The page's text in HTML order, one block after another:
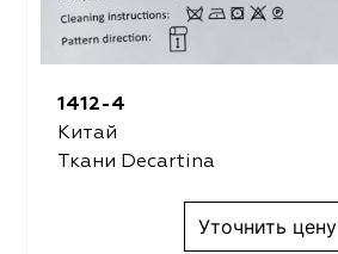
1412-4
Китай
Ткани Decartina
Уточнить цену